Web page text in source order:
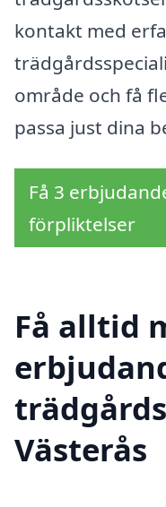
kontakt med
område och få
passa just dina
Få 3
förpliktelser
Få alltid
Västerås